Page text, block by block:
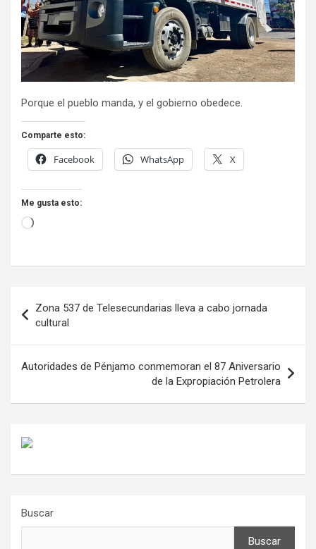
Porque el pueblo manda, y el gobierno obedece.
Comparte esto:
Facebook WhatsApp X
Me gusta esto:
Loading…
de
entradas
Zona 537 de Telesecundarias lleva a cabo jornada
cultural
Autoridades de Pénjamo conmemoran el 87 Aniversario
de la Expropiación Petrolera
Buscar
Buscar